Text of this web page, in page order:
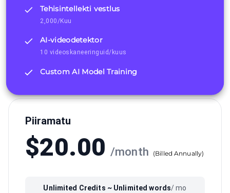
Tehisintellekti vestlus
2,000/Kuu
AI-videodetektor
10 videoskaneeringuid/kuus
Custom AI Model Training
Piiramatu
$20.00 /month (Billed Annually)
Unlimited Credits ~ Unlimited words/ mo